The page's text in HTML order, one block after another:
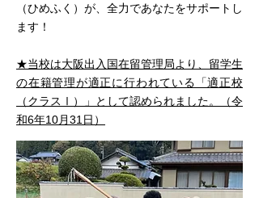
（ひめふく）が、全力であなたをサポートし
ます！
★当校は大阪出入国在留管理局より、留学生
の在籍管理が適正に行われている「適正校
（クラスⅠ）」として認められました。（令
和6年10月31日）